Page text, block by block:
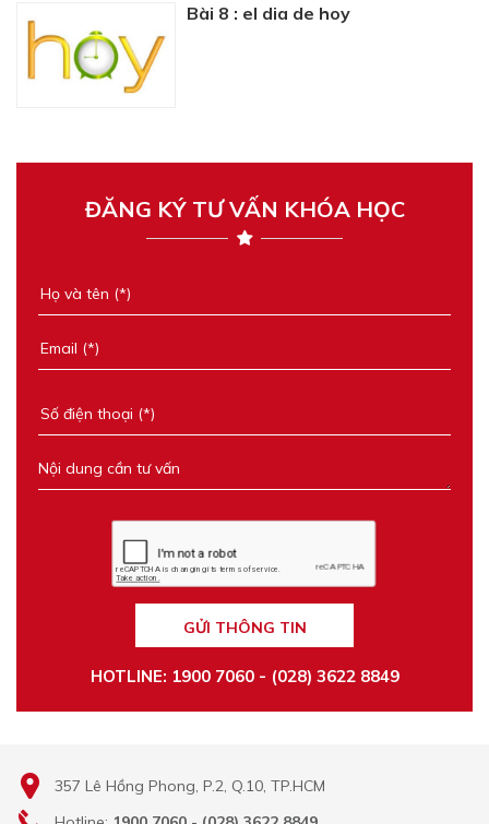
Bài 8 : el dia de hoy
ĐĂNG KÝ TƯ VẤN KHÓA HỌC
GỬI THÔNG TIN
HOTLINE: 1900 7060 - (028) 3622 8849
357 Lê Hồng Phong, P.2, Q.10, TP.HCM